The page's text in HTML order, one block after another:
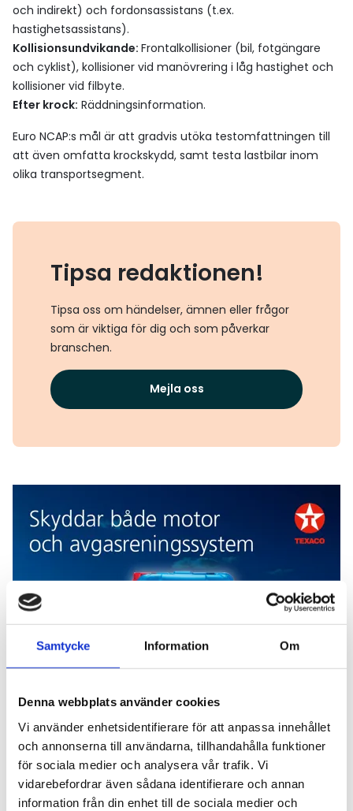
Samtycke Information Om
Denna webbplats använder cookies
Vi använder enhetsidentifierare för att anpassa innehållet
och annonserna till användarna, tillhandahålla funktioner
för sociala medier och analysera vår trafik. Vi
vidarebefordrar även sådana identifierare och annan
information från din enhet till de sociala medier och
och indirekt) och fordonsassistans (t.ex.
hastighetsassistans).
Kollisionsundvikande: Frontalkollisioner (bil, fotgängare
och cyklist), kollisioner vid manövrering i låg hastighet och
kollisioner vid filbyte.
Efter krock: Räddningsinformation.
Euro NCAP:s mål är att gradvis utöka testomfattningen till
att även omfatta krockskydd, samt testa lastbilar inom
olika transportsegment.
Tipsa redaktionen!
Tipsa oss om händelser, ämnen eller frågor
som är viktiga för dig och som påverkar
branschen.
Mejla oss
Add Secure